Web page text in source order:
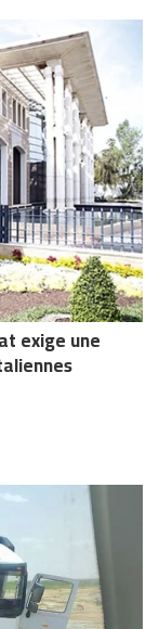
exige une